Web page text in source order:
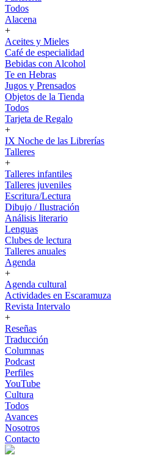
Todos
Alacena
+
Aceites y Mieles
Café de especialidad
Bebidas con Alcohol
Te en Hebras
Jugos y Prensados
Objetos de la Tienda
Todos
Tarjeta de Regalo
+
IX Noche de las Librerías
Talleres
+
Talleres infantiles
Talleres juveniles
Escritura/Lectura
Dibujo / Ilustración
Análisis literario
Lenguas
Clubes de lectura
Talleres anuales
Agenda
+
Agenda cultural
Actividades en Escaramuza
Revista Intervalo
+
Reseñas
Traducción
Columnas
Podcast
Perfiles
YouTube
Cultura
Todos
Avances
Nosotros
Contacto